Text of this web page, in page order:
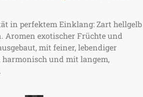
in perfektem Einklang: Zart hellgelb
Aromen exotischer Früchte und
mit feiner, lebendiger
harmonisch und mit langem,